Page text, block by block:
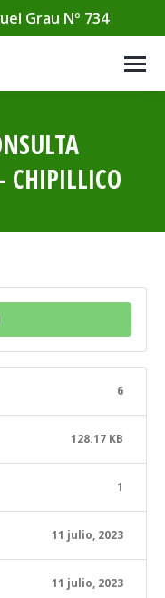
Grau Nº 734
CHIPILLICO
6
128.17 KB
1
11 julio, 2023
11 julio, 2023